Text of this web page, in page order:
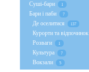
Суші-бари 1
Бари і паби 7
Де оселитися 137
Курорти та відпочинок
Розваги 1
Культура 7
Вокзали 5